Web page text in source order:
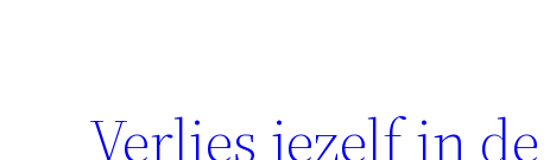
Verlies jezelf in